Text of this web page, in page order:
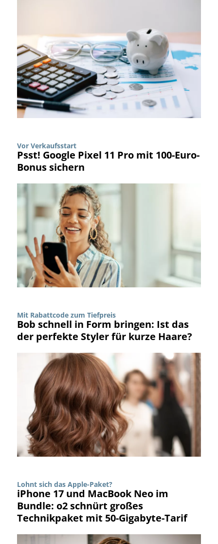
Vor Verkaufsstart
Psst! Google Pixel 11 Pro mit 100-Euro-
Bonus sichern
Mit Rabattcode zum Tiefpreis
Bob schnell in Form bringen: Ist das
der perfekte Styler für kurze Haare?
Lohnt sich das Apple-Paket?
iPhone 17 und MacBook Neo im
Bundle: o2 schnürt großes
Technikpaket mit 50-Gigabyte-Tarif